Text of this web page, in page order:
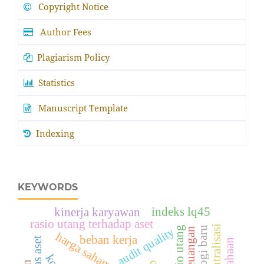
Copyright Notice
Author Fees
Plagiarism Policy
Statistics
Manuscript Template
Indexing
KEYWORDS
audit quality
rasio utang terhadap aset
rasio utang
harga saham
kinerja karyawan
beban kerja
indeks lq45